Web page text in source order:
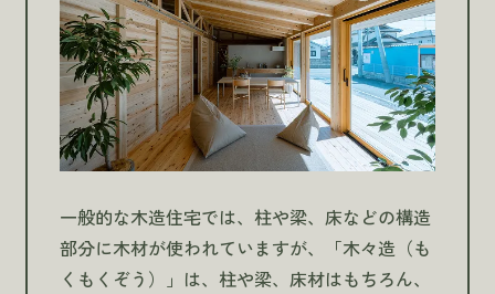
一般的な木造住宅では、柱や梁、床などの構造
部分に木材が使われていますが、「木々造（も
くもくぞう）」は、柱や梁、床材はもちろん、